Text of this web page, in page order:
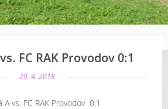
FC RAK Provodov 0:1
29. 4. 2018
A vs. FC RAK Provodov 0:1